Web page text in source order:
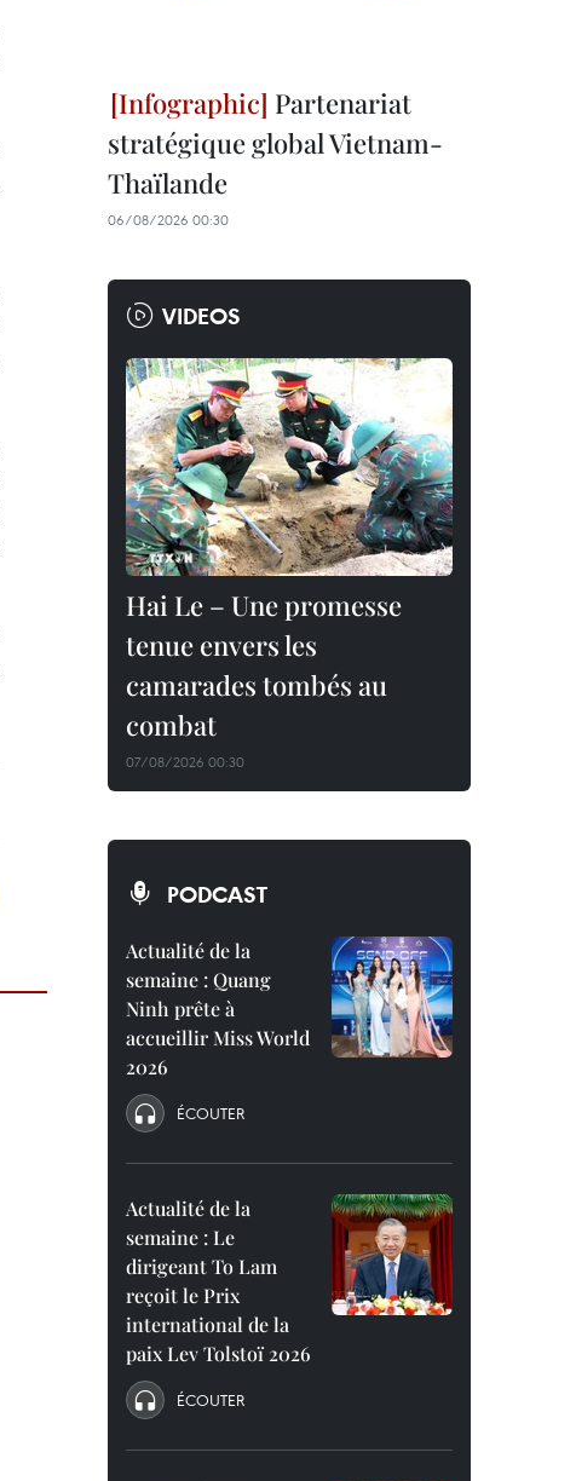
Partenariat
stratégique global Vietnam-
Thaïlande
06/08/2026 00:30
VIDEOS
Hai Le – Une promesse
tenue envers les
camarades tombés au
combat
07/08/2026 00:30
PODCAST
Actualité de la
semaine : Quang
Ninh prête à
accueillir Miss World
2026
ÉCOUTER
Actualité de la
semaine : Le
dirigeant To Lam
reçoit le Prix
international de la
paix Lev Tolstoï 2026
ÉCOUTER